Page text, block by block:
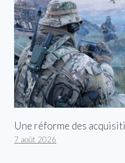
Une réforme des
7 août 2026